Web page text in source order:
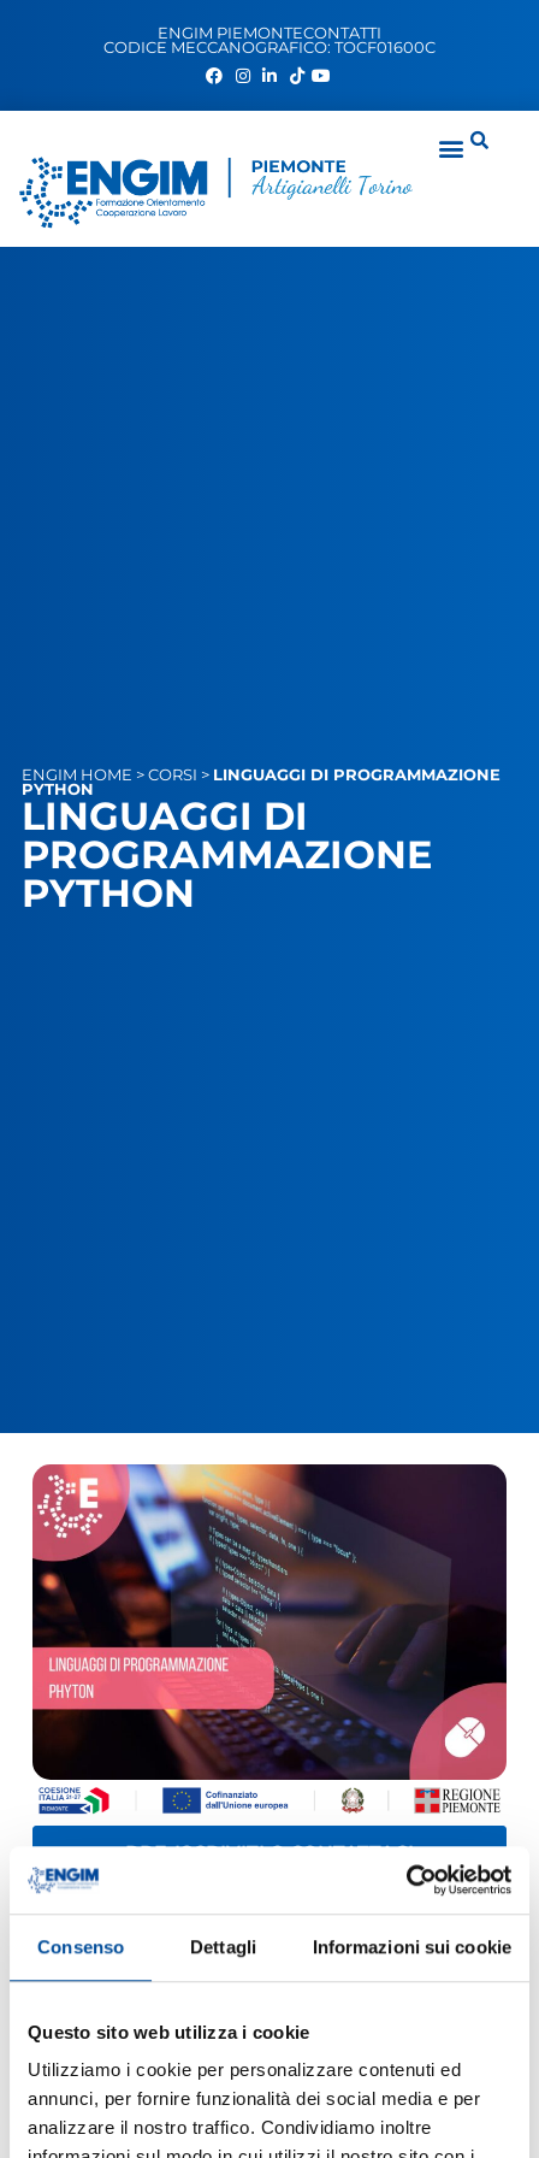
Consenso Dettagli Informazioni sui cookie
Questo sito web utilizza i cookie
Utilizziamo i cookie per personalizzare contenuti ed
annunci, per fornire funzionalità dei social media e per
analizzare il nostro traffico. Condividiamo inoltre
ENGIM PIEMONTECONTATTI
CODICE MECCANOGRAFICO: TOCF01600C
ENGIM HOME > CORSI > LINGUAGGI DI PROGRAMMAZIONE
PYTHON
LINGUAGGI DI
PROGRAMMAZIONE
PYTHON
PRE-ISCRIVITI O CONTATTACI
FINALITÀ DEL CORSO
l’obiettivo di
fornire agli studenti una solida
competenze per realizzare, mantenere e
aggiornare le applicazioni software in Python
Il corso presenterà argomenti fondamentali
come tipi di dato e strutture di controllo,